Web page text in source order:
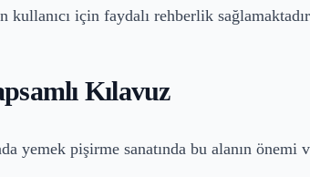
için faydalı rehberlik
Kılavuz
yemek pişirme sanatında bu alanın